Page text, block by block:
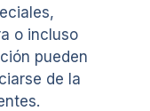
o incluso
pueden
de la